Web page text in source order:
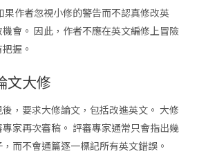
果作者忽視小修的警告而不認真修改英
會。 因此，作者不應在英文編修上冒險
握。
文大修
，要求大修論文，包括改進英文。 大修
家再次審稿。 評審專家通常只會指出幾
而不會通篇逐一標記所有英文錯誤。